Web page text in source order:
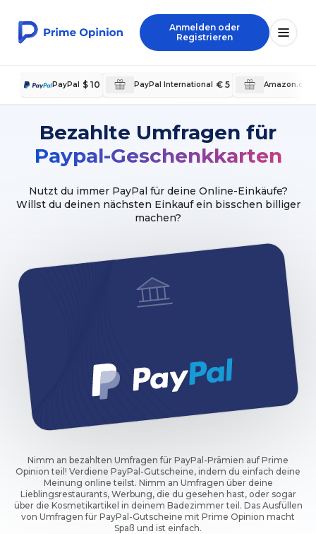
Anmelden oder
Registrieren
PayPal $ 10 PayPal International € 5
Bezahlte Umfragen für
Paypal-Geschenkkarten
Nutzt du immer PayPal für deine Online-Einkäufe?
Willst du deinen nächsten Einkauf ein bisschen billiger
machen?
Nimm an bezahlten Umfragen für PayPal-Prämien auf Prime
Opinion teil! Verdiene PayPal-Gutscheine, indem du einfach deine
Meinung online teilst. Nimm an Umfragen über deine
Lieblingsrestaurants, Werbung, die du gesehen hast, oder sogar
über die Kosmetikartikel in deinem Badezimmer teil. Das Ausfüllen
von Umfragen für PayPal-Gutscheine mit Prime Opinion macht
Spaß und ist einfach.